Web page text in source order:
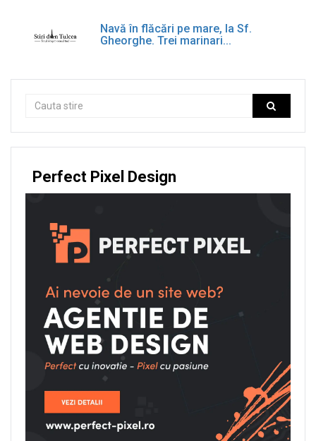
Navă în flăcări pe mare, la Sf.
Gheorghe. Trei marinari...
Perfect Pixel Design